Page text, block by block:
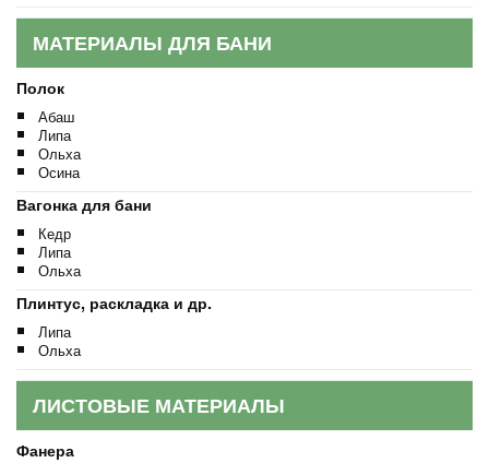
МАТЕРИАЛЫ ДЛЯ БАНИ
Полок
Абаш
Липа
Ольха
Осина
Вагонка для бани
Кедр
Липа
Ольха
Плинтус, раскладка и др.
Липа
Ольха
ЛИСТОВЫЕ МАТЕРИАЛЫ
Фанера